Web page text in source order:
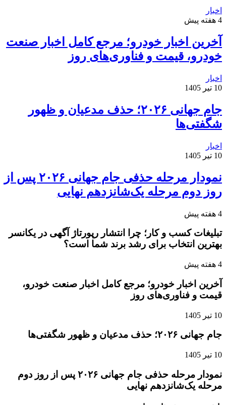
اخبار
4 هفته پیش
آخرین اخبار خودرو؛ مرجع کامل اخبار صنعت
خودرو، قیمت و فناوری‌های روز
اخبار
10 تیر 1405
جام جهانی ۲۰۲۶؛ حذف مدعیان و ظهور
شگفتی‌ها
اخبار
10 تیر 1405
نمودار مرحله حذفی جام جهانی ۲۰۲۶ پس از
روز دوم مرحله یک‌شانزدهم نهایی
4 هفته پیش
تبلیغات کسب و کار؛ چرا انتشار رپورتاژ آگهی در یکانسر
بهترین انتخاب برای رشد برند شما است؟
4 هفته پیش
آخرین اخبار خودرو؛ مرجع کامل اخبار صنعت خودرو،
قیمت و فناوری‌های روز
10 تیر 1405
جام جهانی ۲۰۲۶؛ حذف مدعیان و ظهور شگفتی‌ها
10 تیر 1405
نمودار مرحله حذفی جام جهانی ۲۰۲۶ پس از روز دوم
مرحله یک‌شانزدهم نهایی